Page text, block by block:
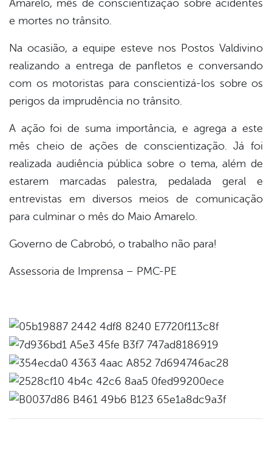
Amarelo, mês de conscientização sobre acidentes
e mortes no trânsito.
Na ocasião, a equipe esteve nos Postos Valdivino
realizando a entrega de panfletos e conversando
com os motoristas para conscientizá-los sobre os
perigos da imprudência no trânsito.
A ação foi de suma importância, e agrega a este
mês cheio de ações de conscientização. Já foi
realizada audiência pública sobre o tema, além de
estarem marcadas palestra, pedalada geral e
entrevistas em diversos meios de comunicação
para culminar o mês do Maio Amarelo.
Governo de Cabrobó, o trabalho não para!
Assessoria de Imprensa – PMC-PE